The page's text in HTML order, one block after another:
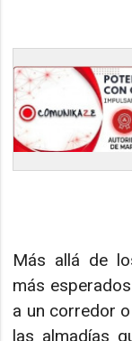
Más allá de
más
a un corredor
las almadías